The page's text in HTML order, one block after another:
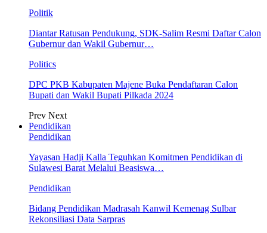
Politik
Diantar Ratusan Pendukung, SDK-Salim Resmi Daftar Calon
Gubernur dan Wakil Gubernur…
Politics
DPC PKB Kabupaten Majene Buka Pendaftaran Calon
Bupati dan Wakil Bupati Pilkada 2024
Prev Next
Pendidikan
Pendidikan
Yayasan Hadji Kalla Teguhkan Komitmen Pendidikan di
Sulawesi Barat Melalui Beasiswa…
Pendidikan
Bidang Pendidikan Madrasah Kanwil Kemenag Sulbar
Rekonsiliasi Data Sarpras